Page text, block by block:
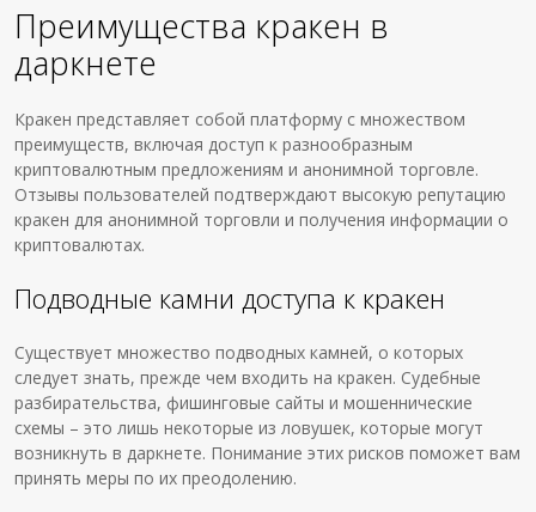
Преимущества кракен в
даркнете
Кракен представляет собой платформу с множеством
преимуществ, включая доступ к разнообразным
криптовалютным предложениям и анонимной торговле.
Отзывы пользователей подтверждают высокую репутацию
кракен для анонимной торговли и получения информации о
криптовалютах.
Подводные камни доступа к кракен
Существует множество подводных камней, о которых
следует знать, прежде чем входить на кракен. Судебные
разбирательства, фишинговые сайты и мошеннические
схемы – это лишь некоторые из ловушек, которые могут
возникнуть в даркнете. Понимание этих рисков поможет вам
принять меры по их преодолению.